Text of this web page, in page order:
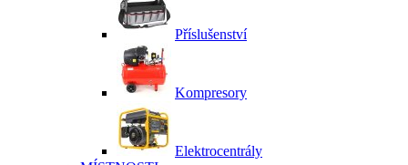
Příslušenství
Kompresory
Elektrocentrály